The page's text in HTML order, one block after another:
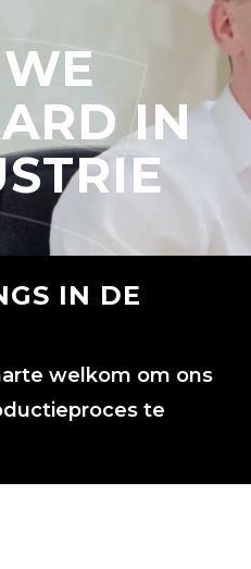
IN
IN DE
welkom om ons
te